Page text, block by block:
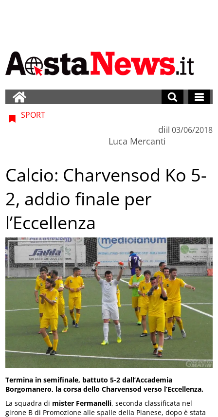
SPORT
di
Luca Mercanti
il 03/06/2018
Calcio: Charvensod Ko 5-
2, addio finale per
l’Eccellenza
Termina in semifinale, battuto 5-2 dall’Accademia
Borgomanero, la corsa dello Charvensod verso l’Eccellenza.
La squadra di mister Fermanelli, seconda classificata nel
girone B di Promozione alle spalle della Pianese, dopo è stata